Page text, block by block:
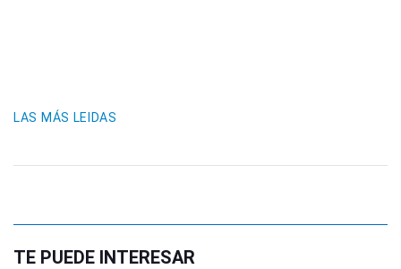
LAS MÁS LEIDAS
TE PUEDE INTERESAR